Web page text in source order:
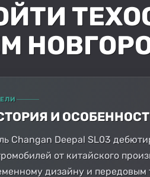
И
Changan Deepal SL03
от китайского
дизайну и передовым